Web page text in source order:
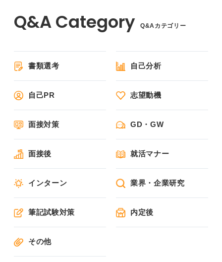
Q&Aカテゴリー
書類選考 自己分析
自己PR 志望動機
面接対策 GD・GW
面接後 就活マナー
インターン 業界・企業研究
筆記試験対策 内定後
その他